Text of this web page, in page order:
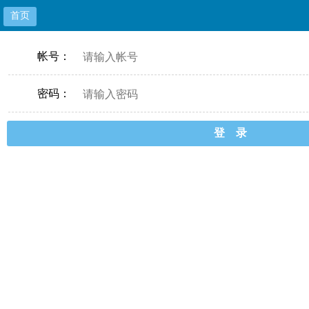
首页
帐号：
密码：
登 录